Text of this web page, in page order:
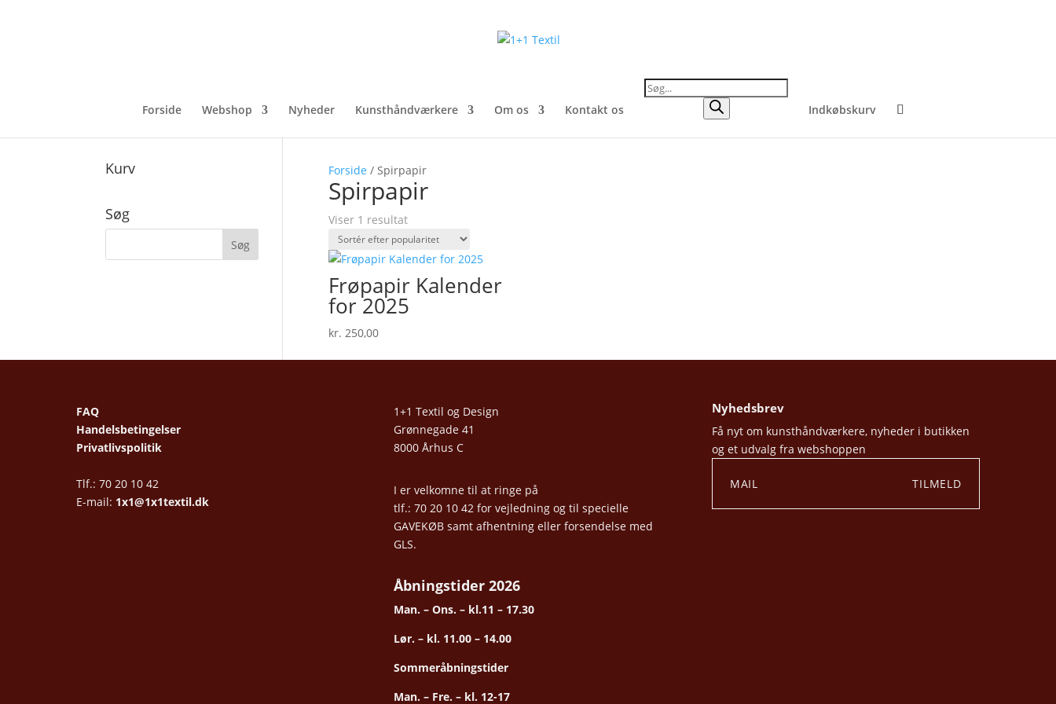
Forside Webshop Nyheder Kunsthåndværkere Om os Kontakt os
Products
search
Indkøbskurv
Forside / Spirpapir
Spirpapir
Viser 1 resultat
Frøpapir Kalender
for 2025
kr. 250,00
Kurv
Søg
FAQ
Handelsbetingelser
Privatlivspolitik
Tlf.: 70 20 10 42
E-mail: 1x1@1x1textil.dk
1+1 Textil og Design
Grønnegade 41
8000 Århus C
I er velkomne til at ringe på
tlf.: 70 20 10 42 for vejledning og til specielle
GAVEKØB samt afhentning eller forsendelse med
GLS.
Åbningstider 2026
Man. – Ons. – kl.11 – 17.30
Lør. – kl. 11.00 – 14.00
Sommeråbningstider
Man. – Fre. – kl. 12-17
Nyhedsbrev
Få nyt om kunsthåndværkere, nyheder i butikken
og et udvalg fra webshoppen
TILMELD